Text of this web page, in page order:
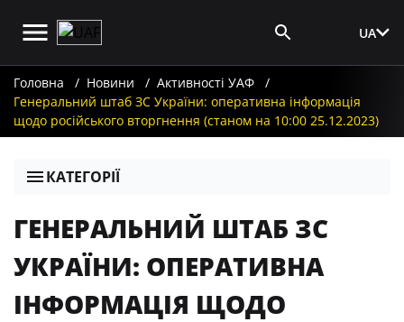
UA
Головна Новини
Активності УАФ
Генеральний штаб ЗС України: оперативна інформація
щодо російського вторгнення (станом на 10:00 25.12.2023)
КАТЕГОРІЇ
ГЕНЕРАЛЬНИЙ ШТАБ ЗС
УКРАЇНИ: ОПЕРАТИВНА
ІНФОРМАЦІЯ ЩОДО